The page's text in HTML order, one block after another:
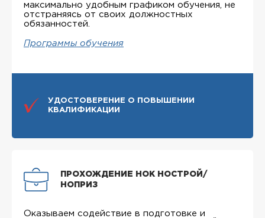
максимально удобным графиком обучения, не
отстраняясь от своих должностных
обязанностей.
Программы обучения
УДОСТОВЕРЕНИЕ О ПОВЫШЕНИИ
КВАЛИФИКАЦИИ
ПРОХОЖДЕНИЕ НОК НОСТРОЙ/
НОПРИЗ
Оказываем содействие в подготовке и